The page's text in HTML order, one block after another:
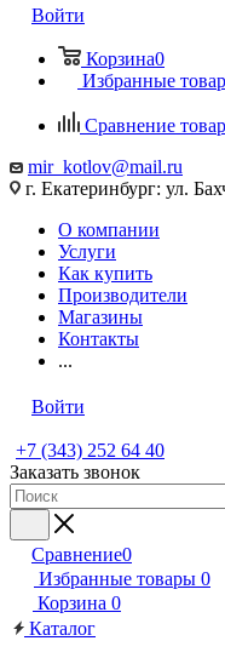
Войти
Корзина0
Избранные
Сравнение
mir_kotlov@mail.ru
г. Екатеринбург: ул.
О компании
Услуги
Как купить
Производители
Магазины
Контакты
...
Войти
+7 (343) 252 64 40
Заказать звонок
Сравнение0
Избранные товары 0
Корзина 0
Каталог